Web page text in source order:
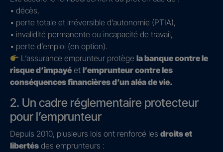
• décès,
• perte totale et irréversible d’autonomie (PTIA),
• invalidité permanente ou incapacité de travail,
• perte d’emploi (en option).
L’assurance emprunteur protègela banque contre le
risque d’impayé et l’emprunteur contre les
conséquences financières d’un aléa de vie.
2. Un cadre réglementaire protecteur
pour l’emprunteur
Depuis 2010, plusieurs lois ont renforcé les droits et
libertés des emprunteurs :